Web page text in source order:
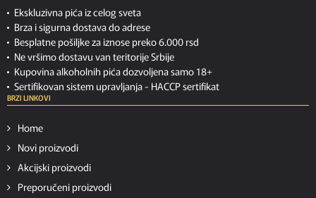
Ekskluzivna pića iz celog sveta
Brza i sigurna dostava do adrese
Besplatne pošiljke za iznose preko 6.000 rsd
Ne vršimo dostavu van teritorije Srbije
Kupovina alkoholnih pića dozvoljena samo 18+
Sertifikovan sistem upravljanja - HACCP sertifikat
BRZI LINKOVI
Home
Novi proizvodi
Akcijski proizvodi
Preporučeni proizvodi